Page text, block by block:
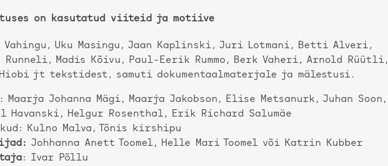
on kasutatud viiteid ja motiive
Vahingu, Uku Masingu, Jaan Kaplinski, Juri Lotmani, Betti Alveri,
Runneli, Madis Kõivu, Paul-Eerik Rummo, Berk Vaheri, Arnold Rüütli,
jt tekstidest, samuti dokumentaalmaterjale ja mälestusi.
: Maarja Johanna Mägi, Maarja Jakobson, Elise Metsanurk, Juhan Soon,
Helgur Rosenthal, Erik Richard Salumäe
Kulno Malva, Tõnis kirshipu
Johhanna Anett Toomel, Helle Mari Toomel või Katrin Kubber
: Ivar Põllu